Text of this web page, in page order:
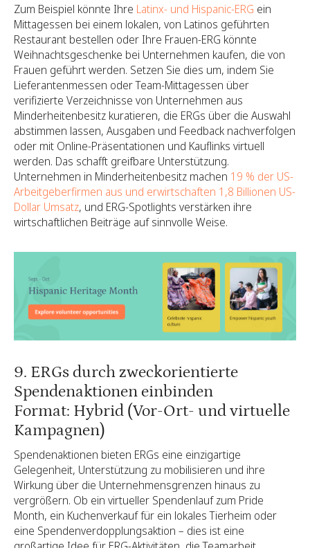
Zum Beispiel könnte Ihre Latinx- und Hispanic-ERG ein
Mittagessen bei einem lokalen, von Latinos geführten
Restaurant bestellen oder Ihre Frauen-ERG könnte
Weihnachtsgeschenke bei Unternehmen kaufen, die von
Frauen geführt werden. Setzen Sie dies um, indem Sie
Lieferantenmessen oder Team-Mittagessen über
verifizierte Verzeichnisse von Unternehmen aus
Minderheitenbesitz kuratieren, die ERGs über die Auswahl
abstimmen lassen, Ausgaben und Feedback nachverfolgen
oder mit Online-Präsentationen und Kauflinks virtuell
werden. Das schafft greifbare Unterstützung.
Unternehmen in Minderheitenbesitz machen 19 % der US-
Arbeitgeberfirmen aus und erwirtschaften 1,8 Billionen US-
Dollar Umsatz, und ERG-Spotlights verstärken ihre
wirtschaftlichen Beiträge auf sinnvolle Weise.
9. ERGs durch zweckorientierte
Spendenaktionen einbinden
Format: Hybrid (Vor-Ort- und virtuelle
Kampagnen)
Spendenaktionen bieten ERGs eine einzigartige
Gelegenheit, Unterstützung zu mobilisieren und ihre
Wirkung über die Unternehmensgrenzen hinaus zu
vergrößern. Ob ein virtueller Spendenlauf zum Pride
Month, ein Kuchenverkauf für ein lokales Tierheim oder
eine Spendenverdopplungsaktion – dies ist eine